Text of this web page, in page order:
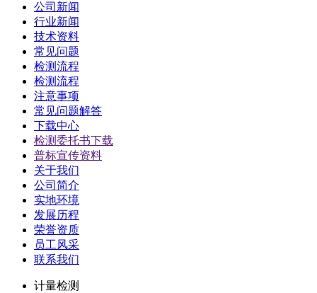
公司新闻
行业新闻
技术资料
常见问题
检测流程
检测流程
注意事项
常见问题解答
下载中心
检测委托书下载
普标宣传资料
关于我们
公司简介
实地环境
发展历程
荣誉资质
员工风采
联系我们
计量检测